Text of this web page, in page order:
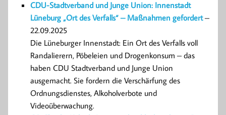
CDU-Stadtverband und Junge Union: Innenstadt
Lüneburg „Ort des Verfalls“ – Maßnahmen gefordert–
22.09.2025
Die Lüneburger Innenstadt: Ein Ort des Verfalls voll
Randalierern, Pöbeleien und Drogenkonsum – das
haben CDU Stadtverband und Junge Union
ausgemacht. Sie fordern die Verschärfung des
Ordnungsdienstes, Alkoholverbote und
Videoüberwachung.